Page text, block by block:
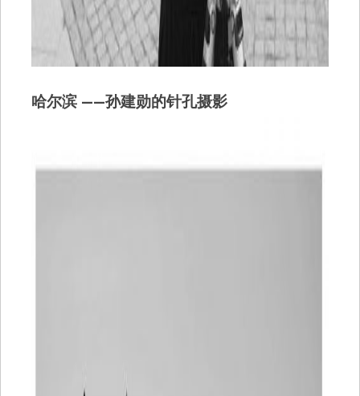
哈尔滨 ——孙建勋的针孔摄影